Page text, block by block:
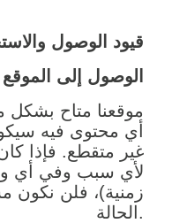
قيود الوصول
الوصول إلى الموقع
موقعنا متاح بشكل
أي محتوى فيه
غير متقطع. فإذا
لأي سبب وفي أي
زمنية)، فلن نكون
الحالة.